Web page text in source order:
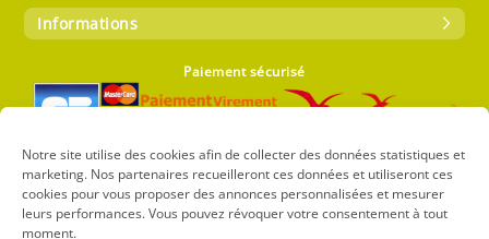
Notre site utilise des cookies afin de collecter des données statistiques et
marketing. Nos partenaires recueilleront ces données et utiliseront ces
cookies pour vous proposer des annonces personnalisées et mesurer
leurs performances. Vous pouvez révoquer votre consentement à tout
moment.
Paiement sécurisé
Informations
Copyright 2024 – Camping CIELA VILLAGE Atlantica – Tous droits